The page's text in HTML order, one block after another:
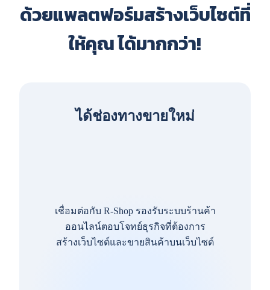
ด้วยแพลตฟอร์มสร้างเว็บไซต์ที่
ให้คุณ ได้มากกว่า!
ได้ช่องทางขายใหม่
เชื่อมต่อกับ R-Shop รองรับระบบร้านค้า
ออนไลน์ตอบโจทย์ธุรกิจที่ต้องการ
สร้างเว็บไซต์และขายสินค้าบนเว็บไซต์